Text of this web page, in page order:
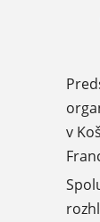
v